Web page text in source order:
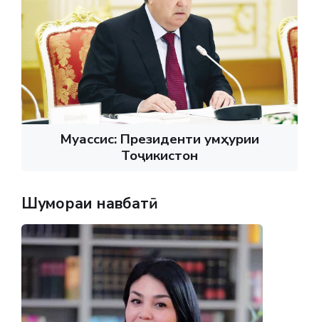
Муассис: Президенти Ҷумҳурии
Тоҷикистон
Шумораи навбатӣ